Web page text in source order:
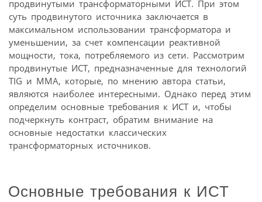
продвинутыми трансформаторными ИСТ. При этом
суть продвинутого источника заключается в
максимальном использовании трансформатора и
уменьшении, за счет компенсации реактивной
мощности, тока, потребляемого из сети. Рассмотрим
продвинутые ИСТ, предназначенные для технологий
TIG и MMA, которые, по мнению автора статьи,
являются наиболее интересными. Однако перед этим
определим основные требования к ИСТ и, чтобы
подчеркнуть контраст, обратим внимание на
основные недостатки классических
трансформаторных источников.
Основные требования к ИСТ